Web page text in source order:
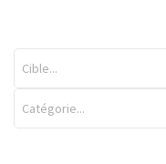
Cible...
Catégorie...